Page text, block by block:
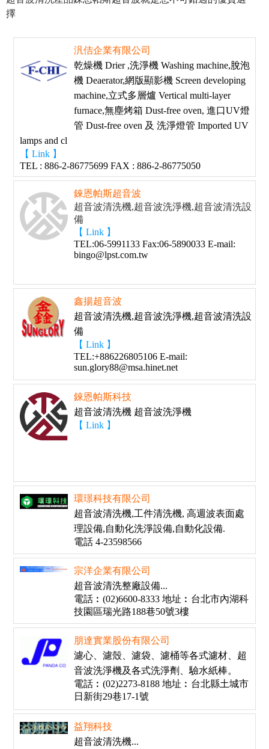
擇
汎佶企業有限公司
乾燥機 Drier ,洗淨機 Washing machine,脫泡
機 Deaerator,網版顯影機 Screen developing
machine,立式多層爐 Vertical multi-layer
furnace,無塵烤箱 Dust-free oven, 進口UV燈
管 Dust-free oven 及 洗淨燈管 Imported UV
lamps and cl
【 Link 】
TEL : 886-2-86775699 FAX : 886-2-86775050
錸恩帕斯超音波
超音波清洗機,超音波洗淨機,超音波清洗設
備
【 Link 】
TEL:06-5991133 Fax:06-5890033 E-mail:
bingo@lpst.com.tw
鑫揚超音波
超音波清洗機,超音波洗淨機,超音波清洗設
備
【 Link 】
TEL:+886226805106 E-mail:
sun.glory88@msa.hinet.net
錸恩帕斯科技
超音波清洗機 超音波洗淨機
【 Link 】
環璟科技有限公司
超音波清洗機,工件清洗機, 高週波表面處
理設備,自動化洗淨設備,自動化設備.
電話 4-23598566
宗洋企業有限公司
超音波清洗整廠設備...
電話︰(02)6600-8333 地址︰台北市內湖科
技園區瑞光路188巷50號3樓
朋達實業股份有限公司
濾心、濾殼、濾袋、濾桶等各式濾材、超
音波洗淨機及各式洗淨劑、驗水紙棒。
電話︰(02)2273-8188 地址︰台北縣土城市
日新街29巷17-1號
益翔科技
超音波清洗機...